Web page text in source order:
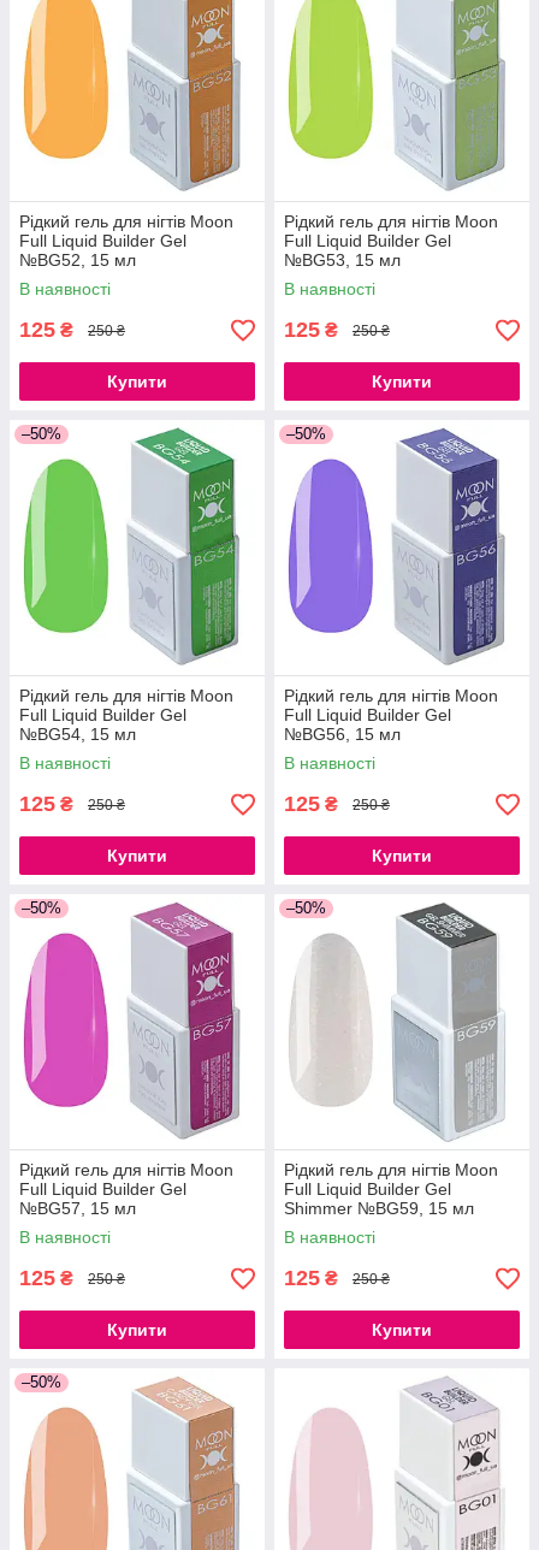
Рідкий гель для нігтів Moon
Full Liquid Builder Gel
№BG52, 15 мл
В наявності
125 ₴ 250 ₴
Купити
Рідкий гель для нігтів Moon
Full Liquid Builder Gel
№BG53, 15 мл
В наявності
125 ₴ 250 ₴
Купити
–50%
Рідкий гель для нігтів Moon
Full Liquid Builder Gel
№BG54, 15 мл
В наявності
125 ₴ 250 ₴
Купити
–50%
Рідкий гель для нігтів Moon
Full Liquid Builder Gel
№BG56, 15 мл
В наявності
125 ₴ 250 ₴
Купити
–50%
Рідкий гель для нігтів Moon
Full Liquid Builder Gel
№BG57, 15 мл
В наявності
125 ₴ 250 ₴
Купити
–50%
Рідкий гель для нігтів Moon
Full Liquid Builder Gel
Shimmer №BG59, 15 мл
В наявності
125 ₴ 250 ₴
Купити
–50%